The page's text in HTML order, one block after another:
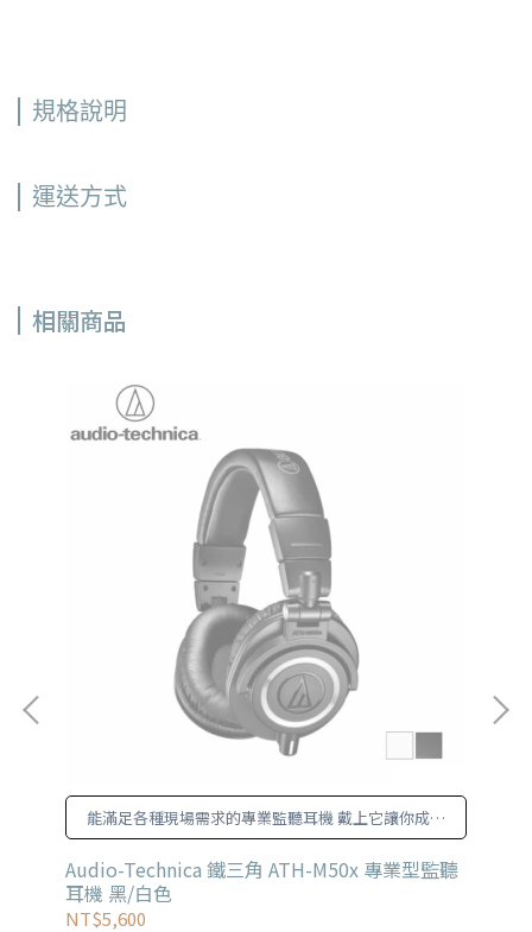
規格說明
運送方式
相關商品
能滿足各種現場需求的專業監聽耳機 戴上它讓你成為
全場亮點
Audio-Technica 鐵三角 ATH-M50x 專業型監聽
耳機 黑/白色
NT$5,600